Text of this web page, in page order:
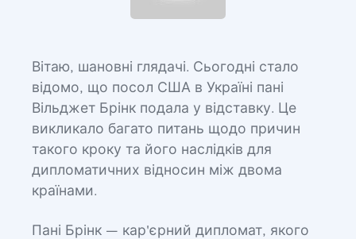
Вітаю, шановні глядачі. Сьогодні стало
відомо, що посол США в Україні пані
Вільджет Брінк подала у відставку. Це
викликало багато питань щодо причин
такого кроку та його наслідків для
дипломатичних відносин між двома
країнами.
Пані Брінк — кар'єрний дипломат, якого